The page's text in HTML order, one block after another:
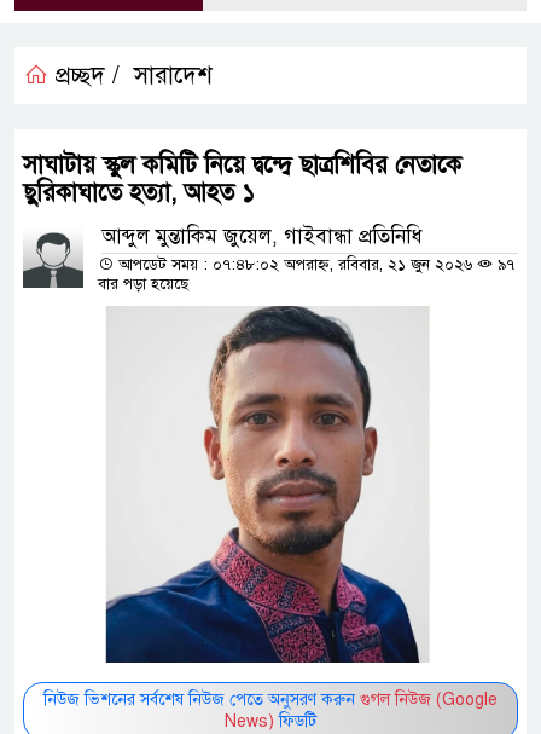
প্রচ্ছদ / সারাদেশ
সাঘাটায় স্কুল কমিটি নিয়ে দ্বন্দ্বে ছাত্রশিবির নেতাকে
ছুরিকাঘাতে হত্যা, আহত ১
আব্দুল মুন্তাকিম জুয়েল, গাইবান্ধা প্রতিনিধি
আপডেট সময় : ০৭:৪৮:০২ অপরাহ্ন, রবিবার, ২১ জুন ২০২৬
৯৭
বার পড়া হয়েছে
নিউজ ভিশনের সর্বশেষ নিউজ পেতে অনুসরণ করুন গুগল নিউজ (Google
News) ফিডটি